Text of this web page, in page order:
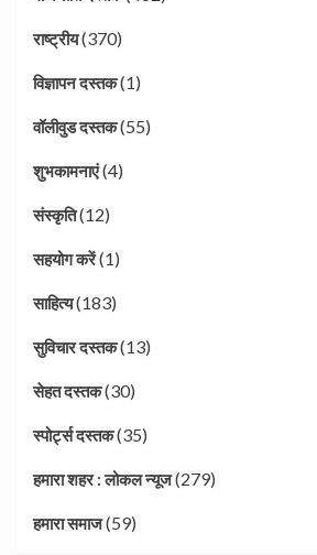
राष्ट्रीय(370)
विज्ञापन दस्तक(1)
वॉलीवुड दस्तक(55)
शुभकामनाएं(4)
संस्कृति(12)
सहयोग करें(1)
साहित्य(183)
सुविचार दस्तक(13)
सेहत दस्तक(30)
स्पोर्ट्स दस्तक(35)
हमारा शहर : लोकल न्यूज(279)
हमारा समाज(59)